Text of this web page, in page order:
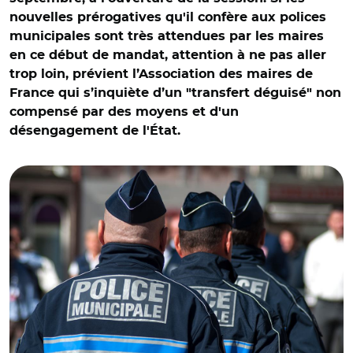
nouvelles prérogatives qu'il confère aux polices
municipales sont très attendues par les maires
en ce début de mandat, attention à ne pas aller
trop loin, prévient l’Association des maires de
France qui s’inquiète d’un "transfert déguisé" non
compensé par des moyens et d'un
désengagement de l'État.